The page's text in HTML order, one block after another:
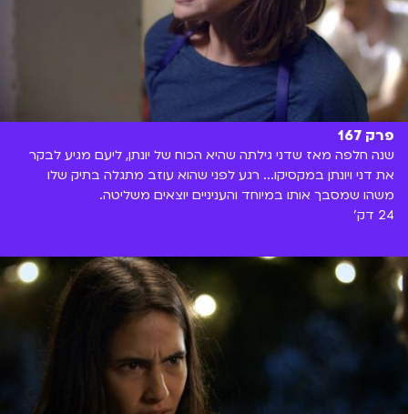
פרק 167
שנה חלפה מאז שדני גילתה שהיא הכוח של יונתן, ליעם מגיע לבקר
את דני ויונתן במקסיקו... רגע לפני שהוא עוזב מתגלה בתיק שלו
משהו שמסבך אותו במיוחד והעניניים יוצאים משליטה.
24 דק'